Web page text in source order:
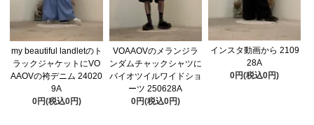
my beautiful landletのト
ラックジャケットにVO
AAOVの袴デニム 24020
9A
0円(税込0円)
VOAAOVのメランジラ
ンダムチャックシャツに
バイオツイルワイドショ
ーツ 250628A
0円(税込0円)
インスタ動画から 2109
28A
0円(税込0円)